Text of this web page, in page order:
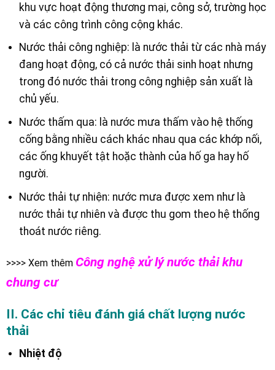
khu vực hoạt động thương mại, công sở, trường học
và các công trình công cộng khác.
Nước thải công nghiệp: là nước thải từ các nhà máy
đang hoạt động, có cả nước thải sinh hoạt nhưng
trong đó nước thải trong công nghiệp sản xuất là
chủ yếu.
Nước thấm qua: là nước mưa thấm vào hệ thống
cống bằng nhiều cách khác nhau qua các khớp nối,
các ống khuyết tật hoặc thành của hố ga hay hố
người.
Nước thải tự nhiện: nước mưa được xem như là
nước thải tự nhiên và được thu gom theo hệ thống
thoát nước riêng.
>>>> Xem thêm Công nghệ xử lý nước thải khu
chung cư
II. Các chỉ tiêu đánh giá chất lượng nước
thải
Nhiệt độ